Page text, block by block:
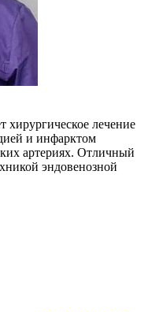
лечение
и инфарктом
артериях. Отличный
эндовенозной